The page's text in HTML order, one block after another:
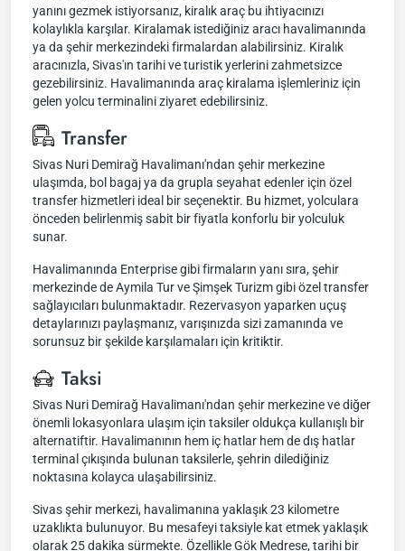
yanını gezmek istiyorsanız, kiralık araç bu ihtiyacınızı
kolaylıkla karşılar. Kiralamak istediğiniz aracı havalimanında
ya da şehir merkezindeki firmalardan alabilirsiniz. Kiralık
aracınızla, Sivas'ın tarihi ve turistik yerlerini zahmetsizce
gezebilirsiniz. Havalimanında araç kiralama işlemleriniz için
gelen yolcu terminalini ziyaret edebilirsiniz.
Transfer
Sivas Nuri Demirağ Havalimanı'ndan şehir merkezine
ulaşımda, bol bagaj ya da grupla seyahat edenler için özel
transfer hizmetleri ideal bir seçenektir. Bu hizmet, yolculara
önceden belirlenmiş sabit bir fiyatla konforlu bir yolculuk
sunar.
Havalimanında Enterprise gibi firmaların yanı sıra, şehir
merkezinde de Aymila Tur ve Şimşek Turizm gibi özel transfer
sağlayıcıları bulunmaktadır. Rezervasyon yaparken uçuş
detaylarınızı paylaşmanız, varışınızda sizi zamanında ve
sorunsuz bir şekilde karşılamaları için kritiktir.
Taksi
Sivas Nuri Demirağ Havalimanı'ndan şehir merkezine ve diğer
önemli lokasyonlara ulaşım için taksiler oldukça kullanışlı bir
alternatiftir. Havalimanının hem iç hatlar hem de dış hatlar
terminal çıkışında bulunan taksilerle, şehrin dilediğiniz
noktasına kolayca ulaşabilirsiniz.
Sivas şehir merkezi, havalimanına yaklaşık 23 kilometre
uzaklıkta bulunuyor. Bu mesafeyi taksiyle kat etmek yaklaşık
olarak 25 dakika sürmekte. Özellikle Gök Medrese, tarihi bir